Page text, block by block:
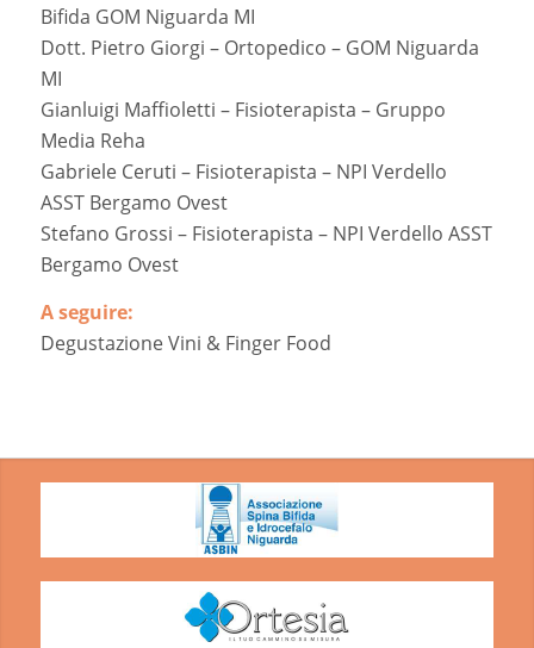
Bifida GOM Niguarda MI
Dott. Pietro Giorgi – Ortopedico – GOM Niguarda
MI
Gianluigi Maffioletti – Fisioterapista – Gruppo
Media Reha
Gabriele Ceruti – Fisioterapista – NPI Verdello
ASST Bergamo Ovest
Stefano Grossi – Fisioterapista – NPI Verdello ASST
Bergamo Ovest
A seguire:
Degustazione Vini & Finger Food